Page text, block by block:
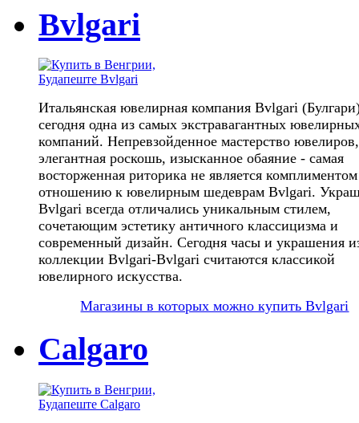
Bvlgari
Итальянская ювелирная компания Bvlgari
сегодня одна из самых экстравагантных
компаний. Непревзойденное мастерство ювелиров,
элегантная роскошь, изысканное обаяние - самая
восторженная риторика не является
отношению к ювелирным шедеврам Bvlgari.
Bvlgari всегда отличались уникальным стилем,
сочетающим эстетику античного классицизма и
современный дизайн. Сегодня часы и украшения
коллекции Bvlgari-Bvlgari считаются классикой
ювелирного искусства.
Магазины в которых можно купить Bvlgari
Calgaro